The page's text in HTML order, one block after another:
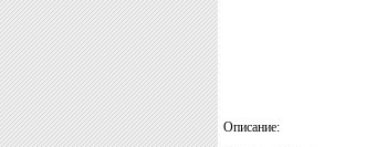
Описание: